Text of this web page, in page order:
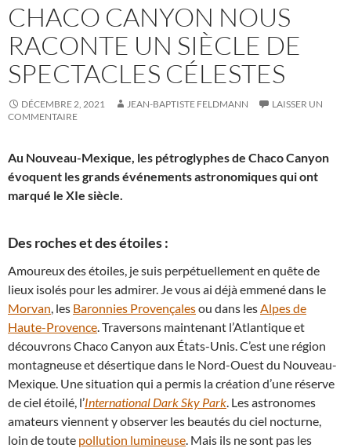
CHACO CANYON NOUS
RACONTE UN SIÈCLE DE
SPECTACLES CÉLESTES
DÉCEMBRE 2, 2021 JEAN-BAPTISTE FELDMANN
LAISSER UN
COMMENTAIRE
Au Nouveau-Mexique, les pétroglyphes de Chaco Canyon
évoquent les grands événements astronomiques qui ont
marqué le XIe siècle.
Des roches et des étoiles :
Amoureux des étoiles, je suis perpétuellement en quête de
lieux isolés pour les admirer. Je vous ai déjà emmené dans le
Morvan, les Baronnies Provençalesou dans lesAlpes de
Haute-Provence. Traversons maintenant l’Atlantique et
découvrons Chaco Canyon aux États-Unis. C’est une région
montagneuse et désertique dans le Nord-Ouest du Nouveau-
Mexique. Une situation qui a permis la création d’une réserve
de ciel étoilé, l’International Dark Sky Park. Les astronomes
amateurs viennent y observer les beautés du ciel nocturne,
loin de toute pollution lumineuse. Mais ils ne sont pas les